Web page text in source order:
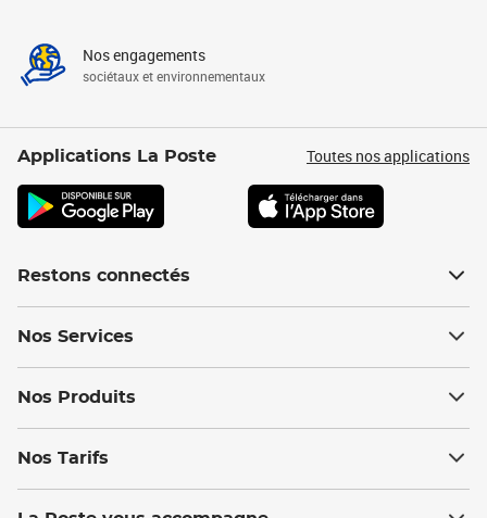
Nos engagements
sociétaux et environnementaux
Applications La Poste Toutes nos applications
Restons connectés
Nos Services
Nos Produits
Nos Tarifs